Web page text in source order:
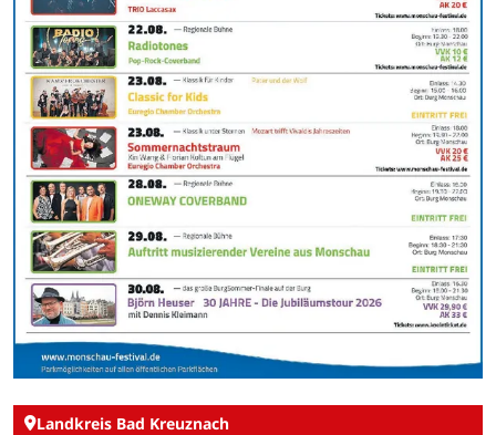
Landkreis Bad Kreuznach